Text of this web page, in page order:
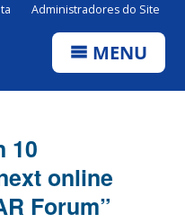
Administradores do Site
MENU
10
online
Forum”